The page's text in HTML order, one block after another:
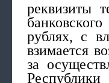
реквизиты
рублях, с
взимается
за